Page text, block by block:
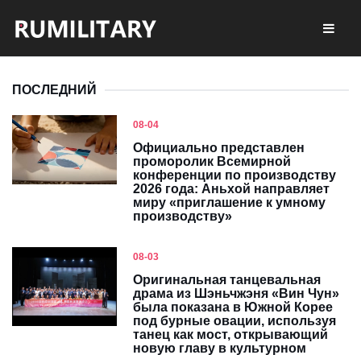
ПОСЛЕДНИЙ
08-04
Официально представлен
проморолик Всемирной
конференции по производству
2026 года: Аньхой направляет
миру «приглашение к умному
производству»
08-03
Оригинальная танцевальная
драма из Шэньчжэня «Вин Чун»
была показана в Южной Корее
под бурные овации, используя
танец как мост, открывающий
новую главу в культурном